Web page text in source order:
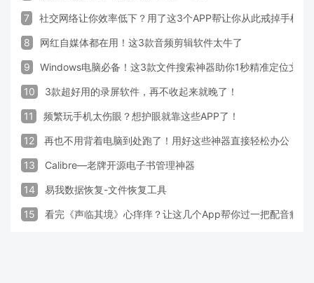
7 社交网络让你效率低下？用了这3个APP帮让你从此戒掉手机！
8 网红自媒体都在用！这3款音频剪辑软件太牛了
9 Windows电脑必备！这3款文件搜索神器助你1秒精准定位文件
10 3款超好用的录屏软件，再不收起来就晚了！
11 频繁玩手机太伤眼？想护眼就靠这些APP了！
12 再也不用背着电脑到处跑了！用好这些神器直接轻松办公
13 Calibre—老牌开源电子书管理神器
14 易我数据恢复-文件恢复工具
15 看完《声临其境》心痒痒？让这几个App帮你过一把配音瘾